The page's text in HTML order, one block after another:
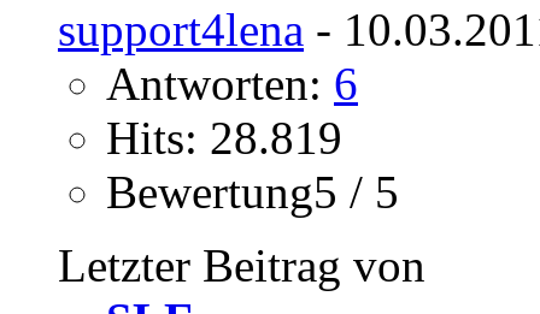
support4lena -
Antworten: 6
Hits: 28.819
Bewertung5 / 5
Letzter Beitrag von